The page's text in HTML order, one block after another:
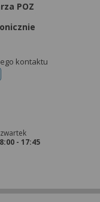
POZ
kontaktu
rejestracji
- 17:45